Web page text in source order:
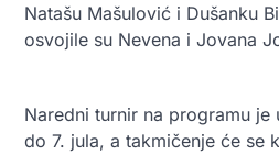
Natašu Mašulović i Dušanku
osvojile su Nevena i Jovana
Naredni turnir na programu
do 7. jula, a takmičenje će se